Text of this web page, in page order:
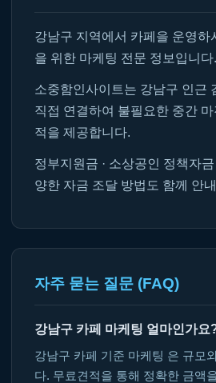
강남구 지역에서 카페을 운영하
을 위한 마케팅 전문 정보입니다.
소중함인사이트는 강남구 인근
직접 연결하여 불필요한 중간
적을 제공합니다.
정부지원금 · 소상공인 정책자
양한 자금 조달 방법도 함께 안
자주 묻는 질문 (FAQ)
강남구 카페 마케팅 얼마인가요
강남구 카페 기준 마케팅 은 규모
다. 무료견적을 통해 정확한 금액